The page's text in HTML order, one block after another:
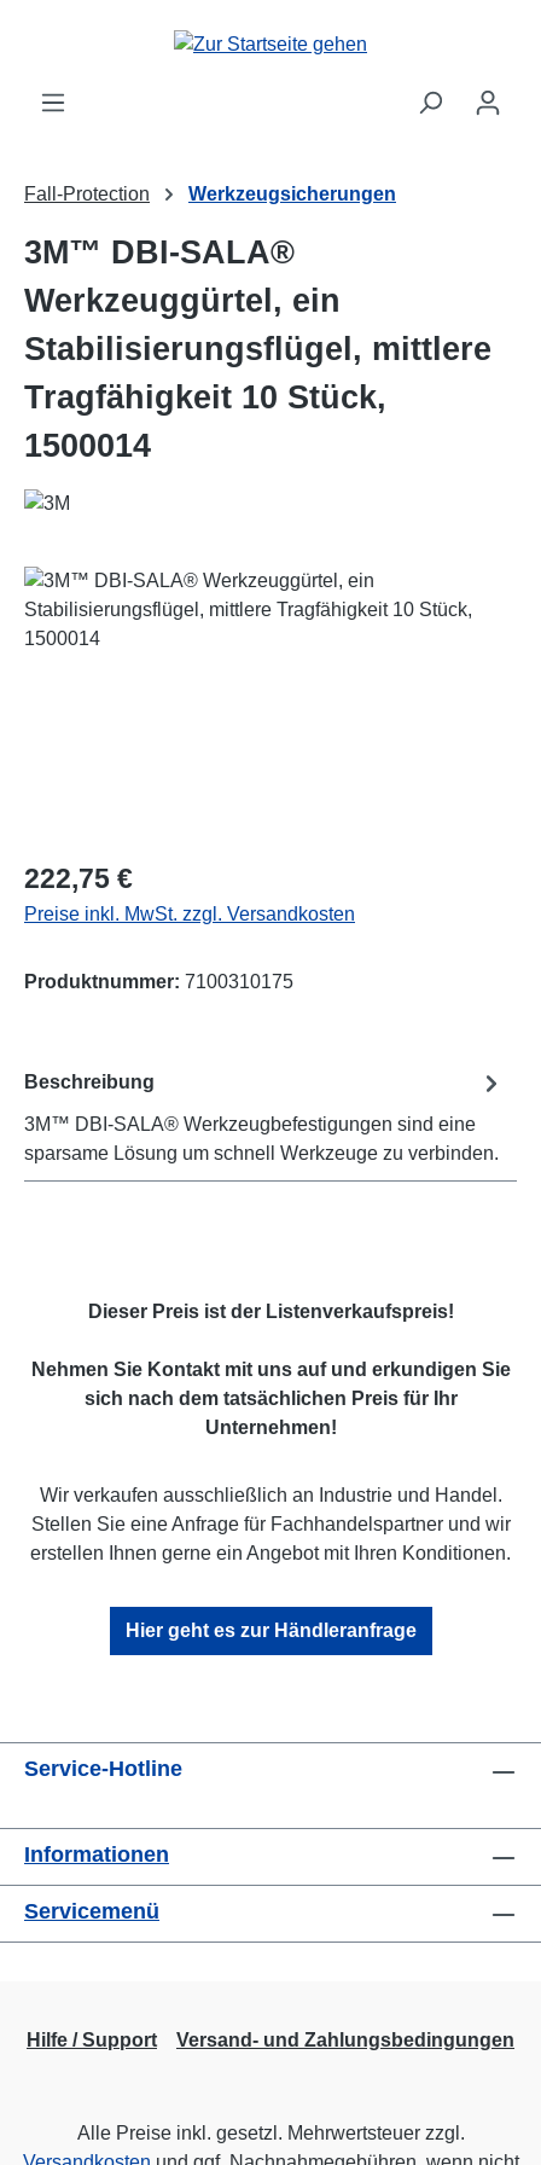
Zum Hauptinhalt springen
Fall-Protection Werkzeugsicherungen
3M™ DBI-SALA®
Werkzeuggürtel, ein
Stabilisierungsflügel, mittlere
Tragfähigkeit 10 Stück,
1500014
Bildergalerie überspringen
Regulärer Preis:
222,75 €
Preise inkl. MwSt. zzgl. Versandkosten
Produktnummer: 7100310175
Beschreibung
3M™ DBI-SALA® Werkzeugbefestigungen sind eine
sparsame Lösung um schnell Werkzeuge zu verbinden.
Dieser Preis ist der Listenverkaufspreis!
Nehmen Sie Kontakt mit uns auf und erkundigen Sie
sich nach dem tatsächlichen Preis für Ihr
Unternehmen!
Wir verkaufen ausschließlich an Industrie und Handel.
Stellen Sie eine Anfrage für Fachhandelspartner und wir
erstellen Ihnen gerne ein Angebot mit Ihren Konditionen.
Hier geht es zur Händleranfrage
Service-Hotline
Informationen
Servicemenü
Hilfe / Support Versand- und Zahlungsbedingungen
Alle Preise inkl. gesetzl. Mehrwertsteuer zzgl.